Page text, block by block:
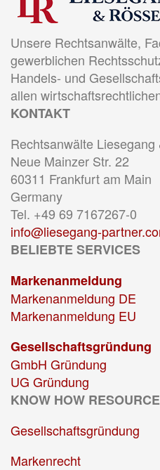
Unsere Rechtsanwälte,
gewerblichen
Handels- und
allen
KONTAKT
Rechtsanwälte Liesegang
Neue Mainzer Str. 22
60311 Frankfurt am Main
Germany
Tel. +49 69 7167267-0
info@liesegang-
BELIEBTE SERVICES
Markenanmeldung
Markenanmeldung DE
Markenanmeldung EU
Gesellschaftsgründung
GmbH Gründung
UG Gründung
KNOW HOW
Gesellschaftsgründung
Markenrecht